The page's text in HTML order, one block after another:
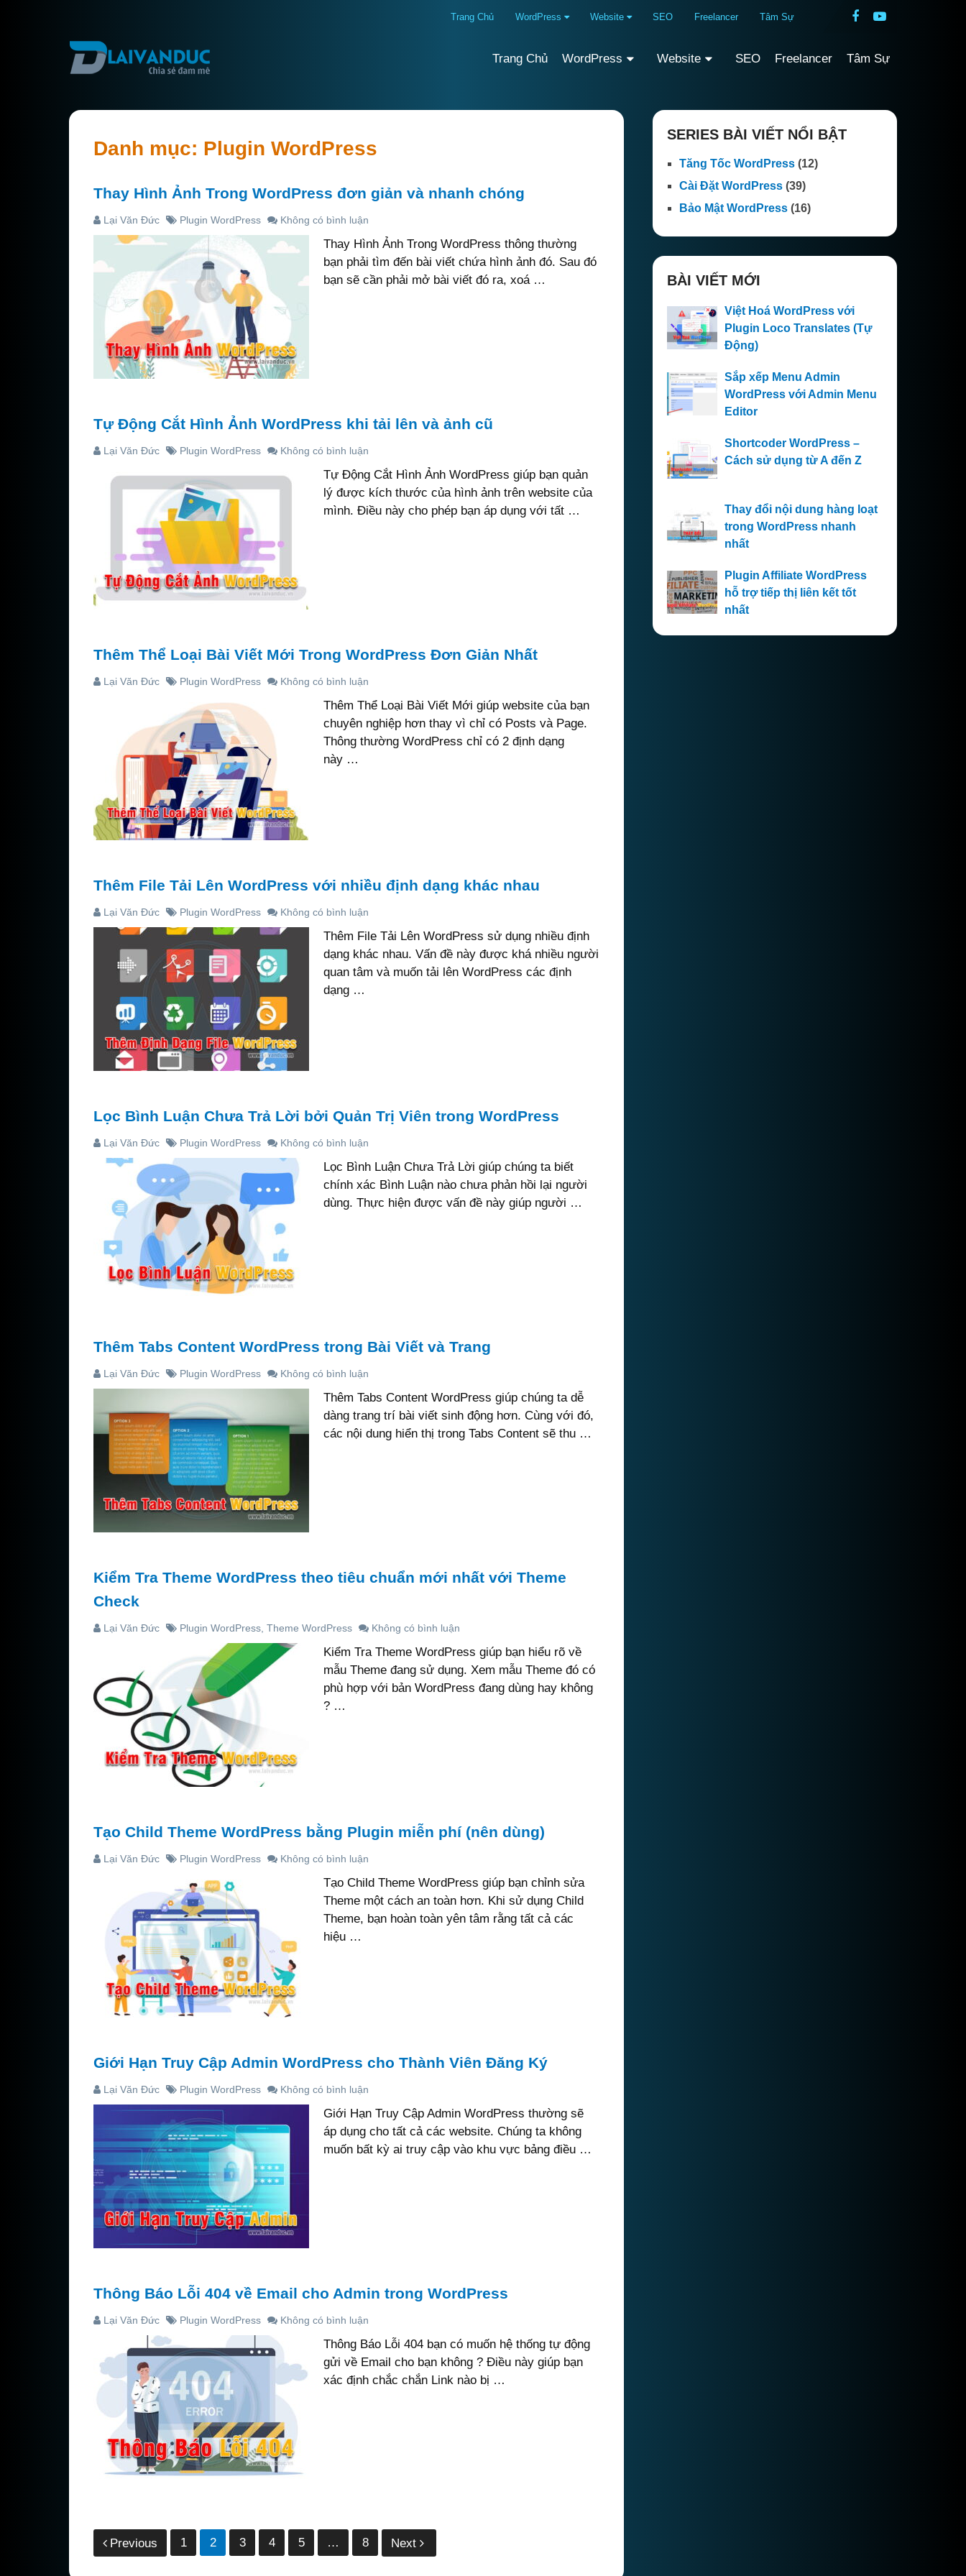
Trang Chủ WordPress Website SEO Freelancer Tâm Sự
Trang Chủ WordPress Website SEO Freelancer Tâm Sự
Danh mục: Plugin WordPress
Thay Hình Ảnh Trong WordPress đơn giản và nhanh chóng
Lại Văn Đức Plugin WordPress Không có bình luận
Thay Hình Ảnh Trong WordPress thông thường
bạn phải tìm đến bài viết chứa hình ảnh đó. Sau đó
bạn sẽ cần phải mở bài viết đó ra, xoá …
Tự Động Cắt Hình Ảnh WordPress khi tải lên và ảnh cũ
Lại Văn Đức Plugin WordPress Không có bình luận
Tự Động Cắt Hình Ảnh WordPress giúp bạn quản
lý được kích thước của hình ảnh trên website của
mình. Điều này cho phép bạn áp dụng với tất …
Thêm Thể Loại Bài Viết Mới Trong WordPress Đơn Giản Nhất
Lại Văn Đức Plugin WordPress Không có bình luận
Thêm Thể Loại Bài Viết Mới giúp website của bạn
chuyên nghiệp hơn thay vì chỉ có Posts và Page.
Thông thường WordPress chỉ có 2 định dạng
này …
Thêm File Tải Lên WordPress với nhiều định dạng khác nhau
Lại Văn Đức Plugin WordPress Không có bình luận
Thêm File Tải Lên WordPress sử dụng nhiều định
dạng khác nhau. Vấn đề này được khá nhiều người
quan tâm và muốn tải lên WordPress các định
dạng …
Lọc Bình Luận Chưa Trả Lời bởi Quản Trị Viên trong WordPress
Lại Văn Đức Plugin WordPress Không có bình luận
Lọc Bình Luận Chưa Trả Lời giúp chúng ta biết
chính xác Bình Luận nào chưa phản hồi lại người
dùng. Thực hiện được vấn đề này giúp người …
Thêm Tabs Content WordPress trong Bài Viết và Trang
Lại Văn Đức Plugin WordPress Không có bình luận
Thêm Tabs Content WordPress giúp chúng ta dễ
dàng trang trí bài viết sinh động hơn. Cùng với đó,
các nội dung hiển thị trong Tabs Content sẽ thu …
Kiểm Tra Theme WordPress theo tiêu chuẩn mới nhất với Theme
Check
Lại Văn Đức Plugin WordPress,Theme WordPress Không có bình luận
Kiểm Tra Theme WordPress giúp bạn hiểu rõ về
mẫu Theme đang sử dụng. Xem mẫu Theme đó có
phù hợp với bản WordPress đang dùng hay không
? …
Tạo Child Theme WordPress bằng Plugin miễn phí (nên dùng)
Lại Văn Đức Plugin WordPress Không có bình luận
Tạo Child Theme WordPress giúp bạn chỉnh sửa
Theme một cách an toàn hơn. Khi sử dụng Child
Theme, bạn hoàn toàn yên tâm rằng tất cả các
hiệu …
Giới Hạn Truy Cập Admin WordPress cho Thành Viên Đăng Ký
Lại Văn Đức Plugin WordPress Không có bình luận
Giới Hạn Truy Cập Admin WordPress thường sẽ
áp dụng cho tất cả các website. Chúng ta không
muốn bất kỳ ai truy cập vào khu vực bảng điều …
Thông Báo Lỗi 404 về Email cho Admin trong WordPress
Lại Văn Đức Plugin WordPress Không có bình luận
Thông Báo Lỗi 404 bạn có muốn hệ thống tự động
gửi về Email cho bạn không ? Điều này giúp bạn
xác định chắc chắn Link nào bị …
Phân
Previous 1 2 3 4 5 … 8 Next
SERIES BÀI VIẾT NỔI BẬT
Tăng Tốc WordPress (12)
Cài Đặt WordPress (39)
Bảo Mật WordPress (16)
BÀI VIẾT MỚI
Việt Hoá WordPress với
Plugin Loco Translates (Tự
Động)
Sắp xếp Menu Admin
WordPress với Admin Menu
Editor
Shortcoder WordPress –
Cách sử dụng từ A đến Z
Thay đổi nội dung hàng loạt
trong WordPress nhanh
nhất
Plugin Affiliate WordPress
hỗ trợ tiếp thị liên kết tốt
nhất